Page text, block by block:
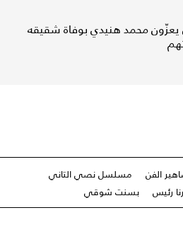
يعزّون محمد هنيدي بوفاة شقيقه
الفن
مسلسل نصي التاني
رنا رئيس بسنت شوقي